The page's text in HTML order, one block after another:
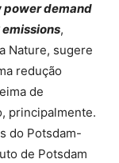
demand
,
Nature, sugere
redução
de
principalmente.
do Potsdam-
de Potsdam